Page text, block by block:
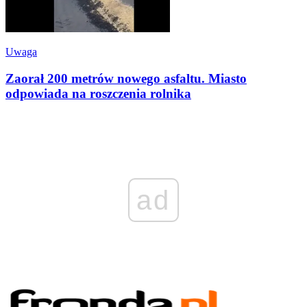
Uwaga
Zaorał 200 metrów nowego asfaltu. Miasto
odpowiada na roszczenia rolnika
ad